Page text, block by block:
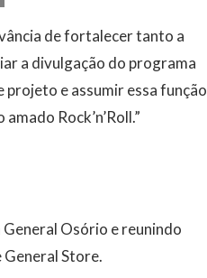
de fortalecer tanto a
a divulgação do programa
projeto e assumir essa função
Rock’n’Roll.”
Osório e reunindo
Store.